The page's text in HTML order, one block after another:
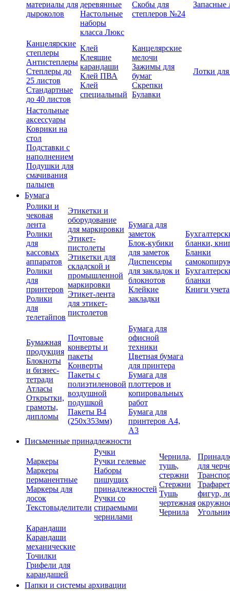
материалы для
дыроколов
деревянные
Настольные
наборы
класса Люкс
Скобы для
степлеров №24
Запасные
Канцелярские
степлеры
Антистеплеры
Степлеры до
25 листов
Стандартные
до 40 листов
Клей
Клеящие
карандаши
Клей ПВА
Клей
специальный
Канцелярские
мелочи
Зажимы для
бумаг
Скрепки
Булавки
Лотки
Настольные
аксессуары
Коврики на
стол
Подставки с
наполнением
Подушки для
смачивания
пальцев
Бумага
Ролики и
чековая
лента
Ролики
для
кассовых
аппаратов
Ролики
для
принтеров
Ролики
для
телетайпов
Этикетки и
оборудование
для маркировки
Этикет-
пистолеты
Этикетки для
складской и
промышленной
маркировки
Этикет-лента
для этикет-
пистолетов
Бумага для
заметок
Блок-кубики
для заметок
Диспенсеры
для закладок и
блокнотов
Клейкие
закладки
бланки,
Бланки
бланки
Книги учета
Бумажная
продукция
Блокноты
и бизнес-
тетради
Атласы
Открытки,
грамоты,
дипломы
Почтовые
конверты и
пакеты
Конверты
Пакеты с
полиэтиленовой
воздушной
подушкой
Пакеты В4
(250х353мм)
Бумага для
офисной
техники
Цветная бумага
для принтера
Бумага для
плоттеров и
копировальных
работ
Бумага для
принтеров А4,
А3
Письменные принадлежности
Маркеры
Маркеры
перманентные
Маркеры для
досок
Текстовыделители
Ручки
Ручки гелевые
Наборы
пишущих
принадлежностей
Ручки со
стираемыми
чернилами
Чернила,
тушь,
стержни
Стержни
Тушь
чертежная
Чернила
для
фигур,
Карандаши
Карандаши
механические
Точилки
Грифели для
карандашей
Папки и системы архивации